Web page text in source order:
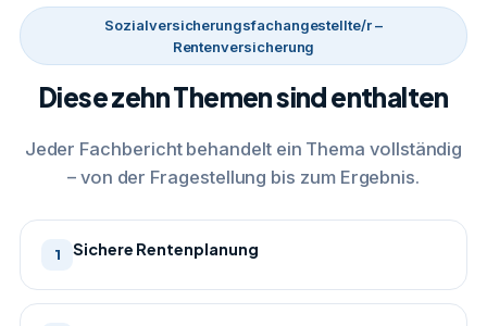
Sozialversicherungsfachangestellte/r –
Rentenversicherung
Diese zehn Themen sind enthalten
Jeder Fachbericht behandelt ein Thema vollständig
– von der Fragestellung bis zum Ergebnis.
1 Sichere Rentenplanung